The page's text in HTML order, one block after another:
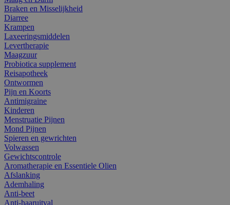
Braken en Misselijkheid
Diarree
Krampen
Laxeeringsmiddelen
Levertherapie
Maagzuur
Probiotica supplement
Reisapotheek
Ontwormen
Pijn en Koorts
Antimigraine
Kinderen
Menstruatie Pijnen
Mond Pijnen
Spieren en gewrichten
Volwassen
Gewichtscontrole
Aromatherapie en Essentiele Olien
Afslanking
Ademhaling
Anti-beet
Anti-haaruitval